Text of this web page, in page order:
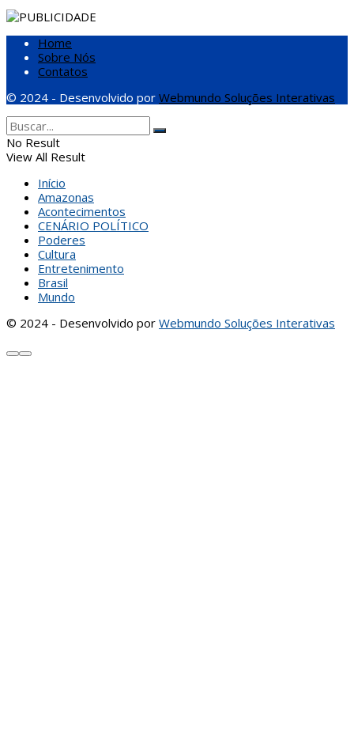
Home
Sobre Nós
Contatos
© 2024 - Desenvolvido por Webmundo Soluções Interativas
No Result
View All Result
Início
Amazonas
Acontecimentos
CENÁRIO POLÍTICO
Poderes
Cultura
Entretenimento
Brasil
Mundo
© 2024 - Desenvolvido por Webmundo Soluções Interativas